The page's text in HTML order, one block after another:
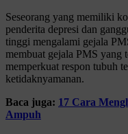
Seseorang yang memiliki
penderita depresi dan
tinggi mengalami gejala
membuat gejala PMS yang
memperkuat respon tubuh
ketidaknyamanan.
Baca juga: 17 Cara
Ampuh